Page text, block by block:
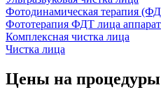
Фотодинамическая терапия
Фототерапия ФДТ лица
Комплексная чистка лица
Чистка лица
Цены на процедуры